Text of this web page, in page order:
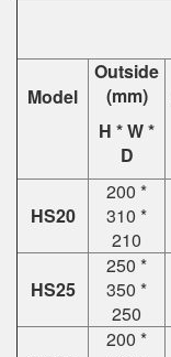
Model
Outside
(mm)
H * W *
D
HS20
200 *
310 *
210
HS25
250 *
350 *
250
200 *